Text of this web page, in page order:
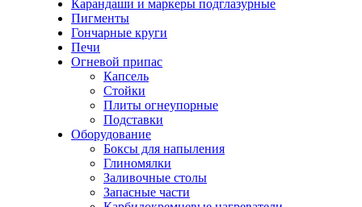
Карандаши и маркеры подглазурные
Пигменты
Гончарные круги
Печи
Огневой припас
Капсель
Стойки
Плиты огнеупорные
Подставки
Оборудование
Боксы для напыления
Глиномялки
Заливочные столы
Запасные части